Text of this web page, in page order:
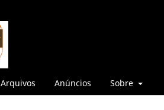
Arquivos Anúncios Sobre